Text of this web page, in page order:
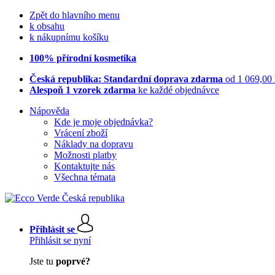
Zpět do hlavního menu
k obsahu
k nákupnímu košíku
100% přírodní kosmetika
Česká republika: Standardní doprava zdarma od 1 069,00
Alespoň 1 vzorek zdarma ke každé objednávce
Nápověda
Kde je moje objednávka?
Vrácení zboží
Náklady na dopravu
Možnosti platby
Kontaktujte nás
Všechna témata
Přihlásit se
Přihlásit se nyní
Jste tu poprvé?